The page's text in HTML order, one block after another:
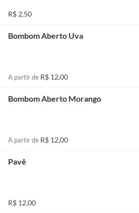
R$ 2,50
Bombom Aberto Uva
A partir de R$ 12,00
Bombom Aberto Morango
A partir de R$ 12,00
Pavê
R$ 12,00